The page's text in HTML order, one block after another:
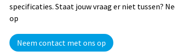
specificaties. Staat jouw vraag er niet tussen?
op
Neem contact met ons op